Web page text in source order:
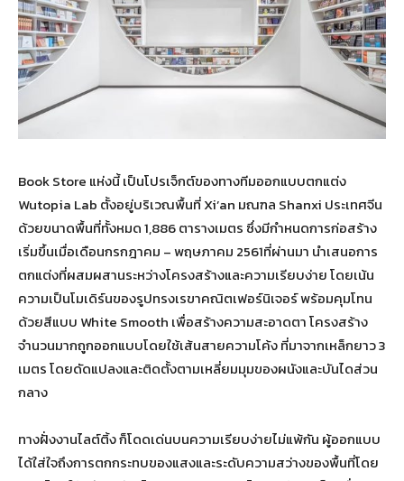
Book Store แห่งนี้ เป็นโปรเจ็กต์ของทางทีมออกแบบตกแต่ง
Wutopia Lab ตั้งอยู่บริเวณพื้นที่ Xi’an มณฑล Shanxi ประเทศจีน
ด้วยขนาดพื้นที่ทั้งหมด 1,886 ตารางเมตร ซึ่งมีกำหนดการก่อสร้าง
เริ่มขึ้นเมื่อเดือนกรกฎาคม – พฤษภาคม 2561ที่ผ่านมา นำเสนอการ
ตกแต่งที่ผสมผสานระหว่างโครงสร้างและความเรียบง่าย โดยเน้น
ความเป็นโมเดิร์นของรูปทรงเรขาคณิตเฟอร์นิเจอร์ พร้อมคุมโทน
ด้วยสีแบบ White Smooth เพื่อสร้างความสะอาดตา โครงสร้าง
จำนวนมากถูกออกแบบโดยใช้เส้นสายความโค้ง ที่มาจากเหล็กยาว 3
เมตร โดยดัดแปลงและติดตั้งตามเหลี่ยมมุมของผนังและบันไดส่วน
กลาง
ทางฝั่งงานไลต์ติ้ง ก็โดดเด่นบนความเรียบง่ายไม่แพ้กัน ผู้ออกแบบ
ได้ใส่ใจถึงการตกกระทบของแสงและระดับความสว่างของพื้นที่โดย